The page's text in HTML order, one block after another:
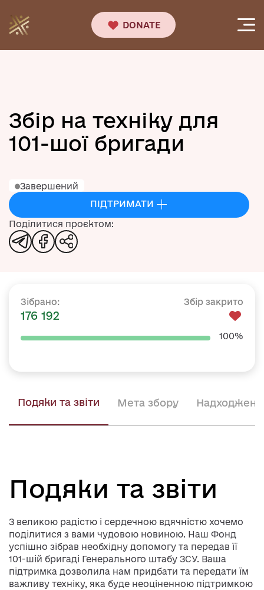
DONATE
Збір на техніку для
101-шої бригади
Завершений
ПІДТРИМАТИ
Зібрано:
176 192
Збір закрито
100%
Подяки та звіти Мета збору
Подяки та звіти
З великою радістю і сердечною вдячністю хочемо
поділитися з вами чудовою новиною. Наш Фонд
успішно зібрав необхідну допомогу та передав її
101-шій бригаді Генерального штабу ЗСУ. Ваша
підтримка дозволила нам придбати та передати їм
важливу техніку, яка буде неоціненною підтримкою